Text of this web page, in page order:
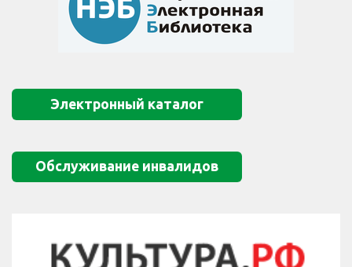
Электронный каталог
Обслуживание инвалидов